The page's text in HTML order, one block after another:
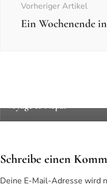
Vorheriger Artikel
Ein Wochenende
voyage to Nepal
Schreibe einen
Deine E-Mail-Adresse wird